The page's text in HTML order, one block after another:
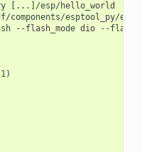
[...]/esp/hello_world
esptool_py/
--flash_mode dio --